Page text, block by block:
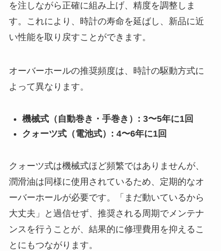
を注しながら正確に組み上げ、精度を調整しま
す。これにより、時計の寿命を延ばし、新品に近
い性能を取り戻すことができます。
オーバーホールの推奨頻度は、時計の駆動方式に
よって異なります。
機械式（自動巻き・手巻き）: 3〜5年に1回
クォーツ式（電池式）: 4〜6年に1回
クォーツ式は機械式ほど頻繁ではありませんが、
潤滑油は同様に使用されているため、定期的なオ
ーバーホールが必要です。「まだ動いているから
大丈夫」と過信せず、推奨される周期でメンテナ
ンスを行うことが、結果的に修理費用を抑えるこ
とにもつながります。